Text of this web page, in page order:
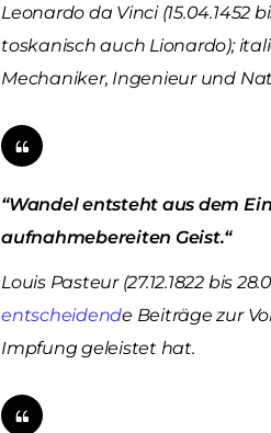
Leonardo da Vinci (15.04.1452
toskanisch auch Lionardo);
Mechaniker, Ingenieur und
“Wandel entsteht aus dem
aufnahmebereiten Geist.“
Louis Pasteur (27.12.1822 bis
entscheidende Beiträge zur
Impfung geleistet hat.